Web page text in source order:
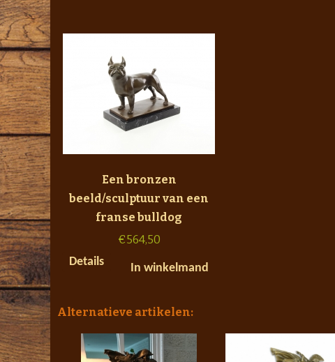
Een bronzen
beeld/sculptuur van een
franse bulldog
€564,50
Details
In winkelmand
Alternatieve artikelen: